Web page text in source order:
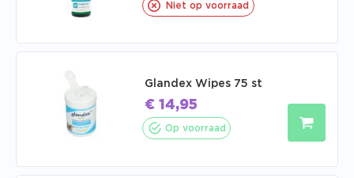
Niet op voorraad
Glandex Wipes 75 st
€ 14,95
Op voorraad